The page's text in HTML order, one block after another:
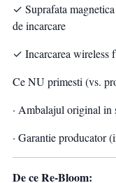
✓ Suprafata
de incarcare
✓ Incarcarea wireless
Ce NU primesti (vs.
· Ambalajul original in
· Garantie producator
De ce Re-Bloom: